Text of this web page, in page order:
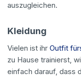
auszugleichen.
Kleidung
Vielen ist ihr Outfit
zu Hause trainierst,
einfach darauf, dass